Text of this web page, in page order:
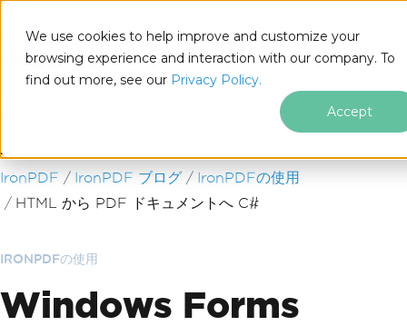
We use cookies to help improve and customize your
browsing experience and interaction with our company. To
find out more, see our Privacy Policy.
Accept
フッターコンテンツにスキップ
IronPDF IronPDF ブログ
IronPDFの使用
HTML から PDF ドキュメントへ C#
IRONPDFの使用
Windows Forms